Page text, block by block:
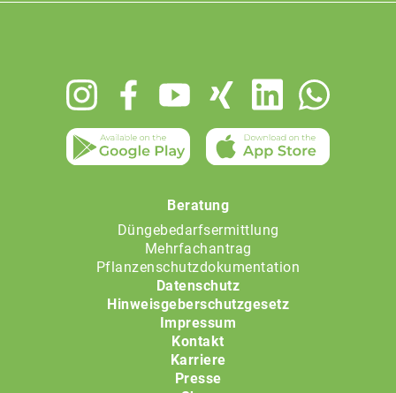
Beratung
Düngebedarfsermittlung
Mehrfachantrag
Pflanzenschutzdokumentation
Datenschutz
Hinweisgeberschutzgesetz
Impressum
Kontakt
Karriere
Presse